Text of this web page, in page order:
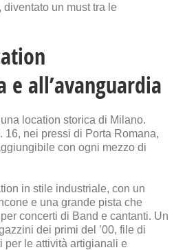
un must tra le
e all’avanguardia
location storica di Milano.
16, nei pressi di Porta Romana,
con ogni mezzo di
in stile industriale, con un
e una grande pista che
concerti di Band e cantanti. Un
dei primi del ’00, file di
per le attività artigianali e